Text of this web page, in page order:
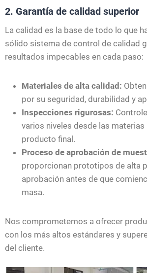
2. Garantía de calidad superior
La calidad es la base de todo lo que
sólido sistema de control de calidad
resultados impecables en cada paso:
Materiales de alta calidad:
por su seguridad, durabilidad y
Inspecciones rigurosas:
varios niveles desde las
producto final.
Proceso de aprobación de
proporcionan prototipos de alta
aprobación antes de que
masa.
Nos comprometemos a ofrecer
con los más altos estándares y
del cliente.